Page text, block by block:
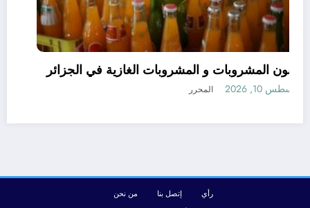
قانون المشروبات و المشروبات الغازية في الجزائر
أغسطس 10, 2026
رأي إتصل بنا
من نحن